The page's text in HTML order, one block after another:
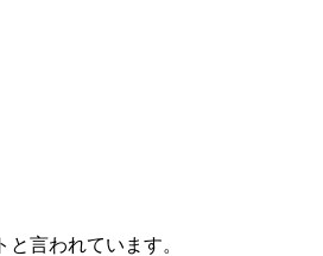
言われています。